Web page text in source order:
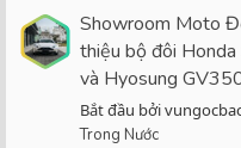
Showroom Moto
thiệu bộ đôi
và Hyosung
Bắt đầu bởi
Trong Nước